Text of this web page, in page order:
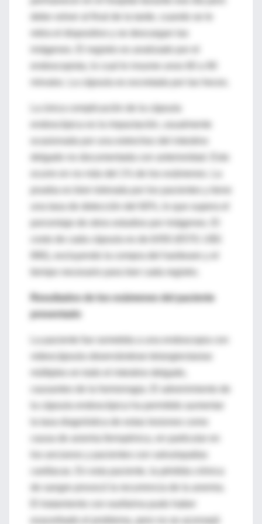
retira el dispositivo y se descargan las
imágenes. El registro es analizado por el
delgado no documentada con anterioridad. Esto
una tasa de detección del 60%, lo que supera el
porcentaje de otros estudios por imágenes. El
tiempo necesario para leer cada registro.
Resultados de los exámenes del paciente
presentado
videocápsula observándose telangiectasias
múltiples en todo el intestino delgado,
causantes de la hemorragia. El advenimiento de
la tasa diagnóstica de estas lesiones como
causa de anemia ferropénica, en particular en
los ancianos y pacientes con valvulopatías
de sangre provocó la recurrencia de la anemia.